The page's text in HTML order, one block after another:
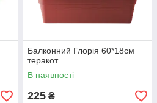
Балконний Глорія 60*18см
теракот
В наявності
225 ₴